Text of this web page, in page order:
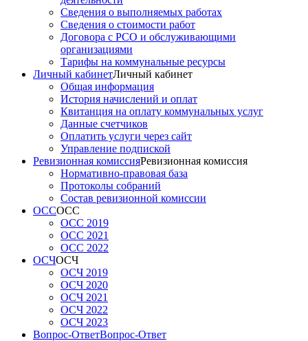
Сведения о выполняемых работах
Сведения о стоимости работ
Договора с РСО и обслуживающими
организациями
Тарифы на коммунальные ресурсы
Личный кабинетЛичный кабинет
Общая информация
История начислений и оплат
Квитанция на оплату коммунальных услуг
Данные счетчиков
Оплатить услуги через сайт
Управление подпиской
Ревизионная комиссияРевизионная комиссия
Нормативно-правовая база
Протоколы собраний
Состав ревизионной комиссии
ОССОСС
ОСС 2019
ОСС 2021
ОСС 2022
ОСЧОСЧ
ОСЧ 2019
ОСЧ 2020
ОСЧ 2021
ОСЧ 2022
ОСЧ 2023
Вопрос-ОтветВопрос-Ответ